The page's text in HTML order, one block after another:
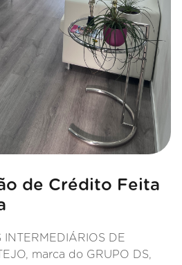
de Crédito Feita
DE
marca do GRUPO DS,